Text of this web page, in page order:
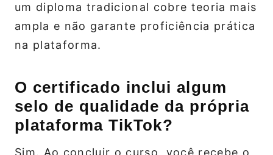
um diploma tradicional cobre teoria mais
ampla e não garante proficiência prática
na plataforma.
O certificado inclui algum
selo de qualidade da própria
plataforma TikTok?
Sim. Ao concluir o curso, você recebe o